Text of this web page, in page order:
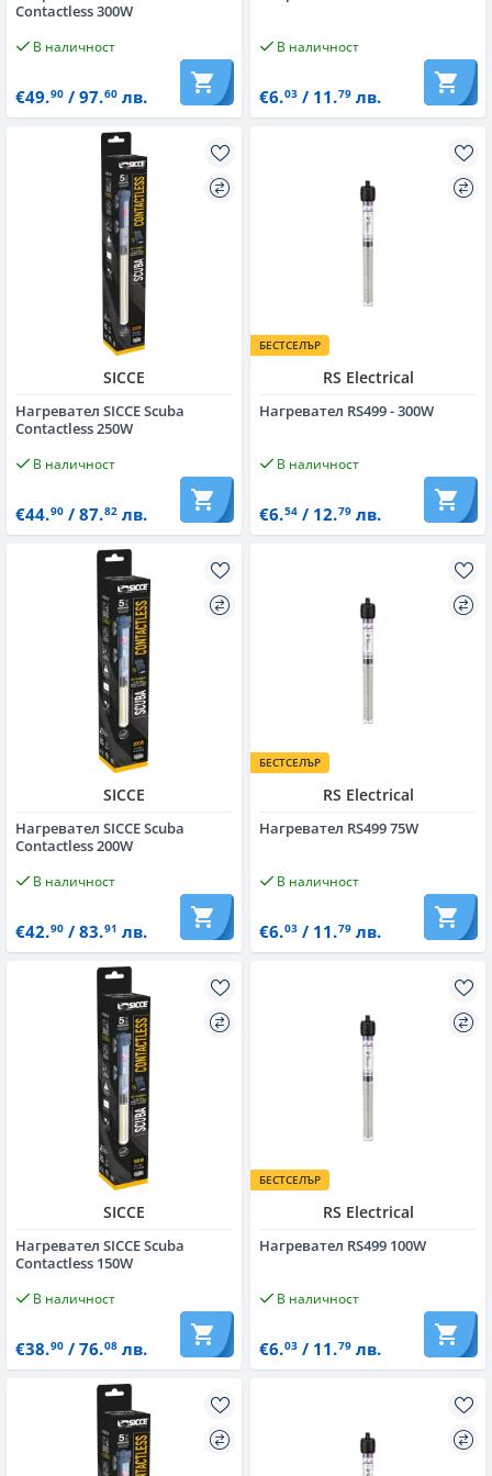
Contactless 300W
В наличност
€49.90/ 97.60лв.
В наличност
€6.03/ 11.79лв.
SICCE
Нагревател SICCE Scuba
Contactless 250W
В наличност
€44.90/ 87.82лв.
БЕСТСЕЛЪР
RS Electrical
Нагревател RS499 - 300W
В наличност
€6.54/ 12.79лв.
SICCE
Нагревател SICCE Scuba
Contactless 200W
В наличност
€42.90/ 83.91 лв.
БЕСТСЕЛЪР
RS Electrical
Нагревател RS499 75W
В наличност
€6.03/ 11.79лв.
SICCE
Нагревател SICCE Scuba
Contactless 150W
В наличност
€38.90/ 76.08лв.
БЕСТСЕЛЪР
RS Electrical
Нагревател RS499 100W
В наличност
€6.03/ 11.79лв.